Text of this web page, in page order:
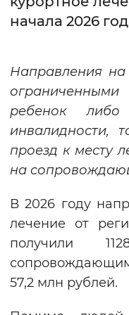
Монохромный
Воспроизвести
начала 2026
Направления
ограниченными
ребенок
инвалидности,
проезд к месту
на
В 2026 году
лечение от
получили
57,2 млн рублей.